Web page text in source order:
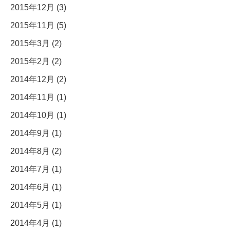
2015年12月 (3)
2015年11月 (5)
2015年3月 (2)
2015年2月 (2)
2014年12月 (2)
2014年11月 (1)
2014年10月 (1)
2014年9月 (1)
2014年8月 (2)
2014年7月 (1)
2014年6月 (1)
2014年5月 (1)
2014年4月 (1)